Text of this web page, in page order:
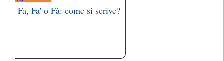
Fa, Fa' o Fà: come si scrive?